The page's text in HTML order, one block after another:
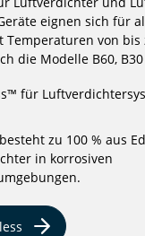
eignen sich für
Temperaturen von bis
die Modelle B60,
für
zu 100 % aus
in korrosiven